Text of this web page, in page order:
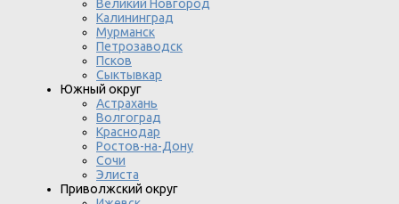
Великий Новгород
Калининград
Мурманск
Петрозаводск
Псков
Сыктывкар
Южный округ
Астрахань
Волгоград
Краснодар
Ростов-на-Дону
Сочи
Элиста
Приволжский округ